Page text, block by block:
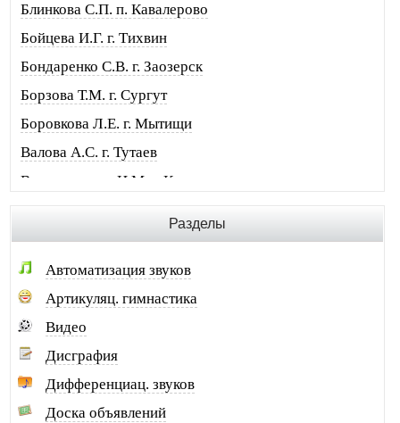
Блинкова С.П. п. Кавалерово
Бойцева И.Г. г. Тихвин
Бондаренко С.В. г. Заозерск
Борзова Т.М. г. Сургут
Боровкова Л.Е. г. Мытищи
Валова А.С. г. Тутаев
Винограденко И.М. г. Краснодон
Галковская О.Ю. г. Анжеро-Суджен.
Гандрабура Н.В. г. Кишинев
Гвоздева Е.А. г. Москва
Головина А.И. г. Минусинск
Горлова О.В. г. Шимановск
Горохова И.А. г. Москва
Горячева О.В. г. Тимашевск
Разделы
Автоматизация звуков
Артикуляц. гимнастика
Видео
Дисграфия
Дифференциац. звуков
Доска объявлений